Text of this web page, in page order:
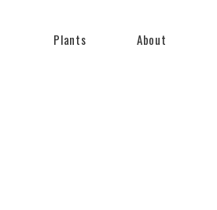
Plants About